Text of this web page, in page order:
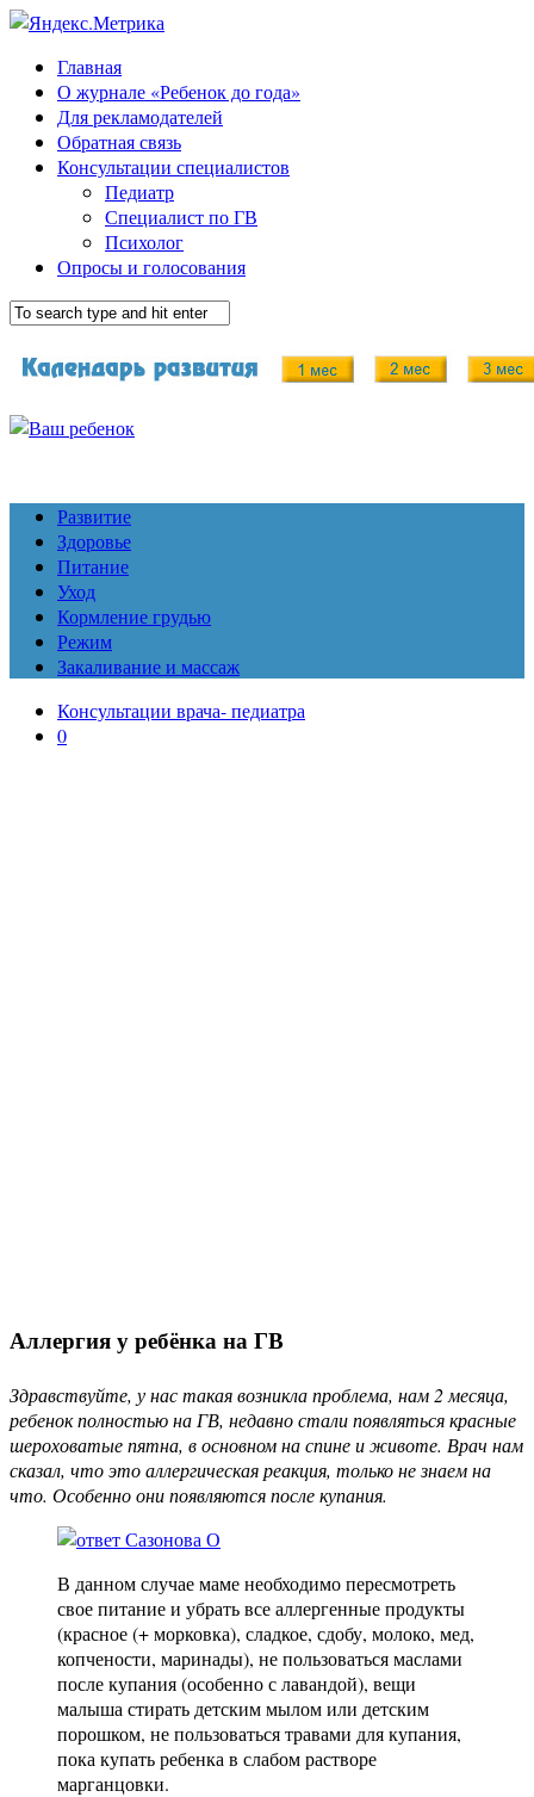
Главная
О журнале «Ребенок до года»
Для рекламодателей
Обратная связь
Консультации специалистов
Педиатр
Специалист по ГВ
Психолог
Опросы и голосования
Развитие
Здоровье
Питание
Уход
Кормление грудью
Режим
Закаливание и массаж
Консультации врача- педиатра
0
Аллергия у ребёнка на ГВ
Здравствуйте, у нас такая возникла проблема, нам 2 месяца,
ребенок полностью на ГВ, недавно стали появляться красные
шероховатые пятна, в основном на спине и животе. Врач нам
сказал, что это аллергическая реакция, только не знаем на
что. Особенно они появляются после купания.
В данном случае маме необходимо пересмотреть
свое питание и убрать все аллергенные продукты
(красное (+ морковка), сладкое, сдобу, молоко, мед,
копчености, маринады), не пользоваться маслами
после купания (особенно с лавандой), вещи
малыша стирать детским мылом или детским
порошком, не пользоваться травами для купания,
пока купать ребенка в слабом растворе
марганцовки.